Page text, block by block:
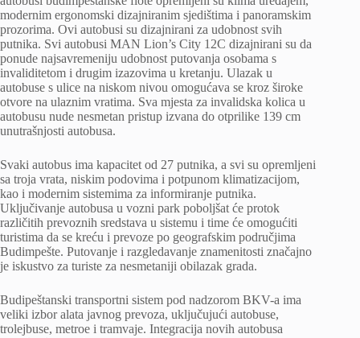
modernim ergonomski dizajniranim sjedištima i panoramskim
prozorima. Ovi autobusi su dizajnirani za udobnost svih
putnika. Svi autobusi MAN Lion’s City 12C dizajnirani su da
ponude najsavremeniju udobnost putovanja osobama s
invaliditetom i drugim izazovima u kretanju. Ulazak u
autobuse s ulice na niskom nivou omogućava se kroz široke
otvore na ulaznim vratima. Sva mjesta za invalidska kolica u
autobusu nude nesmetan pristup izvana do otprilike 139 cm
unutrašnjosti autobusa.
Svaki autobus ima kapacitet od 27 putnika, a svi su opremljeni
sa troja vrata, niskim podovima i potpunom klimatizacijom,
kao i modernim sistemima za informiranje putnika.
Uključivanje autobusa u vozni park poboljšat će protok
različitih prevoznih sredstava u sistemu i time će omogućiti
turistima da se kreću i prevoze po geografskim područjima
Budimpešte. Putovanje i razgledavanje znamenitosti značajno
je iskustvo za turiste za nesmetaniji obilazak grada.
Budipeštanski transportni sistem pod nadzorom BKV-a ima
veliki izbor alata javnog prevoza, uključujući autobuse,
trolejbuse, metroe i tramvaje. Integracija novih autobusa